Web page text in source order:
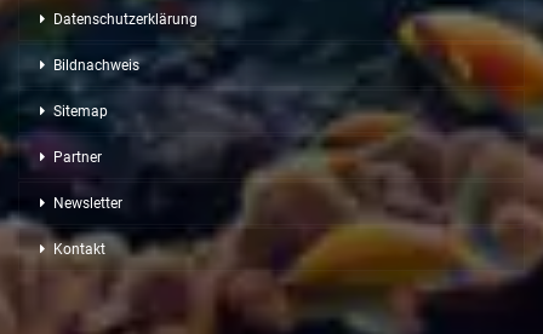
Datenschutzerklärung
Bildnachweis
Sitemap
Partner
Newsletter
Kontakt